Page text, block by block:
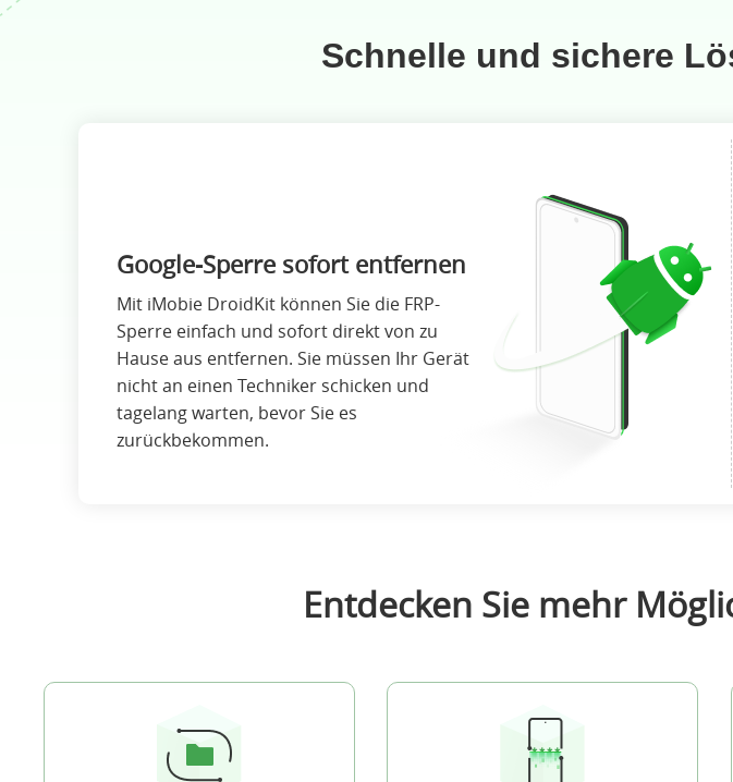
Schnelle und sichere
Google-Sperre sofort entfernen
Mit iMobie DroidKit können Sie die FRP-
Sperre einfach und sofort direkt von zu
Hause aus entfernen. Sie müssen Ihr Gerät
nicht an einen Techniker schicken und
tagelang warten, bevor Sie es
zurückbekommen.
Entdecken Sie mehr